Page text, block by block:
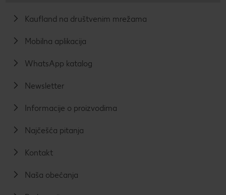
Kaufland na društvenim mrežama
Mobilna aplikacija
WhatsApp katalog
Newsletter
Informacije o proizvodima
Najčešća pitanja
Kontakt
Naša obećanja